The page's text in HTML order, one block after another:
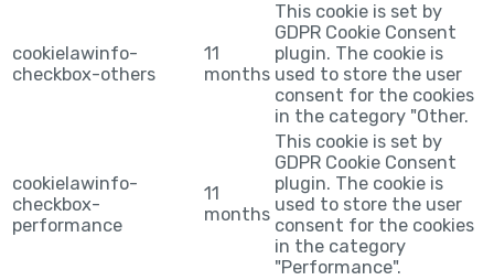
cookielawinfo-
checkbox-others
11
months
This cookie is set by
GDPR Cookie Consent
plugin. The cookie is
used to store the user
consent for the cookies
in the category "Other.
cookielawinfo-
checkbox-
performance
11
months
This cookie is set by
GDPR Cookie Consent
plugin. The cookie is
used to store the user
consent for the cookies
in the category
"Performance".